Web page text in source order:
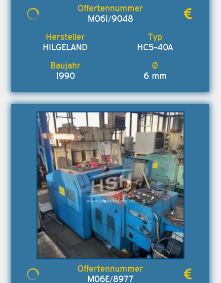
M06I/9048
HILGELAND HC5-40A
1990 6 mm
M06E/8977